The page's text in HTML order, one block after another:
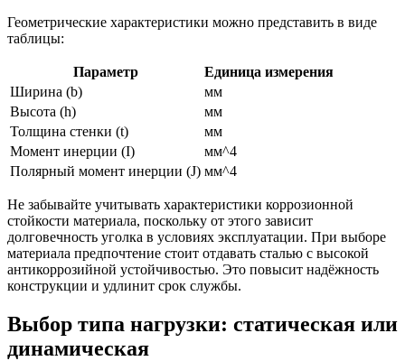
Геометрические характеристики можно представить в виде
таблицы:
Параметр
Единица измерения
Ширина (b)
мм
Высота (h)
мм
Толщина стенки (t)
мм
Момент инерции (I)
мм^4
Полярный момент инерции (J) мм^4
Не забывайте учитывать характеристики коррозионной
стойкости материала, поскольку от этого зависит
долговечность уголка в условиях эксплуатации. При выборе
материала предпочтение стоит отдавать сталью с высокой
антикоррозийной устойчивостью. Это повысит надёжность
конструкции и удлинит срок службы.
Выбор типа нагрузки: статическая или
динамическая